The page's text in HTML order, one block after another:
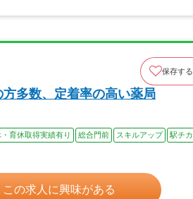
保存する
多数、定着率の高い薬局
・育休取得実績有り 総合門前 スキルアップ
駅チカ
この求人に興味がある